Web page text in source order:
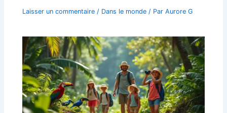
Laisser un commentaire / Dans le monde / ParAurore G